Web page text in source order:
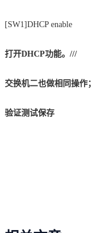
[SW1]DHCP enable
打开DHCP功能。///
交换机二也做相同操作；
验证测试保存